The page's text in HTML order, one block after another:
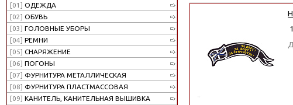
[01] ОДЕЖДА
[02] ОБУВЬ
[03] ГОЛОВНЫЕ УБОРЫ
[04] РЕМНИ
[05] СНАРЯЖЕНИЕ
[06] ПОГОНЫ
[07] ФУРНИТУРА МЕТАЛЛИЧЕСКАЯ
[08] ФУРНИТУРА ПЛАСТМАССОВАЯ
[09] КАНИТЕЛЬ, КАНИТЕЛЬНАЯ ВЫШИВКА